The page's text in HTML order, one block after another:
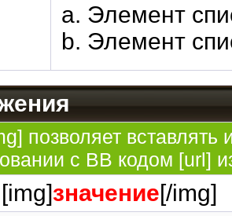
Элемент
Элемент
позволяет
с BB кодом [url]
[img]значение[/img]